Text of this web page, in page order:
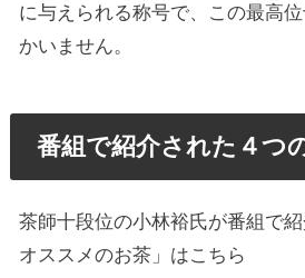
に与えられる称号で、この最高
かいません。
番組で紹介された４つ
茶師十段位の小林裕氏が番組で
オススメのお茶」はこちら